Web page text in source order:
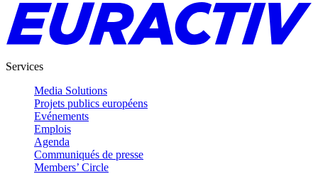
Services
Media Solutions
Projets publics européens
Evénements
Emplois
Agenda
Communiqués de presse
Members’ Circle